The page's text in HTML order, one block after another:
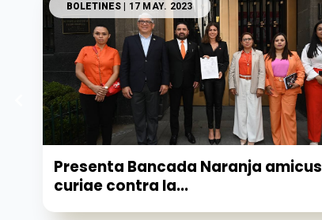
BOLETINES | 17 MAY. 2023
Presenta Bancada Naranja amicus
curiae contra la...